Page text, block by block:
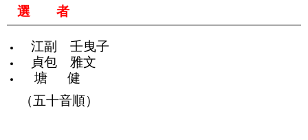
選 者
江副 壬曳子
貞包 雅文
塘 健
（五十音順）